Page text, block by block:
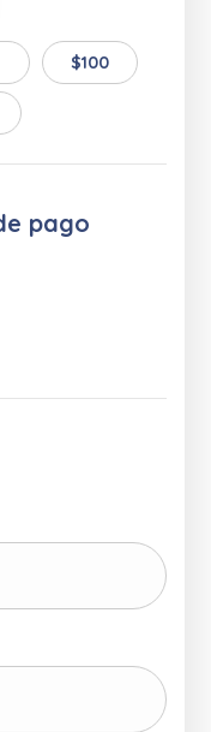
$100
pago